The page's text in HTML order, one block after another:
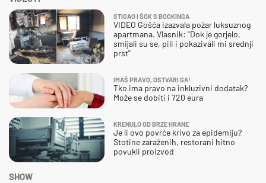
STIGAO I ŠOK S BOOKINGA
VIDEO Gošća izazvala požar luksuznog
apartmana. Vlasnik: "Dok je gorjelo,
smijali su se, pili i pokazivali mi srednji
prst"
IMAŠ PRAVO, OSTVARI GA!
Tko ima pravo na inkluzivni dodatak?
Može se dobiti i 720 eura
KRENULO OD BRZE HRANE
Je li ovo povrće krivo za epidemiju?
Stotine zaraženih, restorani hitno
povukli proizvod
SHOW